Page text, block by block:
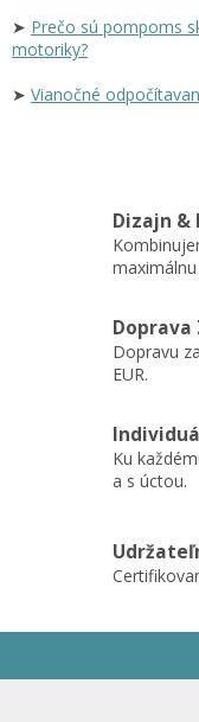
➤ Prečo sú pompoms
motoriky?
➤ Vianočné
Dizajn &
Doprava
Dopravu
EUR.
Ku
a s úctou.